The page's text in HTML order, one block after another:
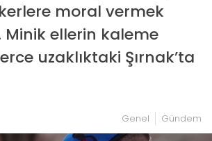
moral vermek
Minik ellerin kaleme
uzaklıktaki Şırnak’ta
Genel Gündem